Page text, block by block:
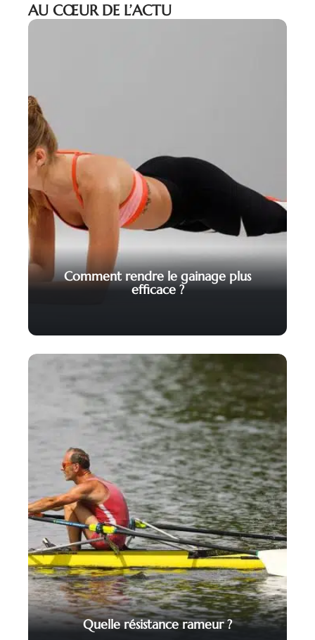
AU CŒUR DE L’ACTU
Comment rendre le gainage plus
efficace ?
Quelle résistance rameur ?